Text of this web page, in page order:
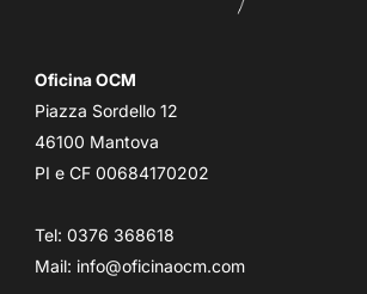
Oficina OCM
Piazza Sordello 12
46100 Mantova
PI e CF 00684170202
Tel: 0376 368618
Mail: info@oficinaocm.com